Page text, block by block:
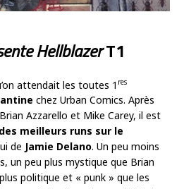
HellblazerT1
attendait les toutes 1 res
chez Urban Comics. Après
Azzarello et Mike Carey, il est
des meilleurs runs sur le
de Jamie Delano. Un peu moins
un peu plus mystique que Brian
politique et « punk » que les